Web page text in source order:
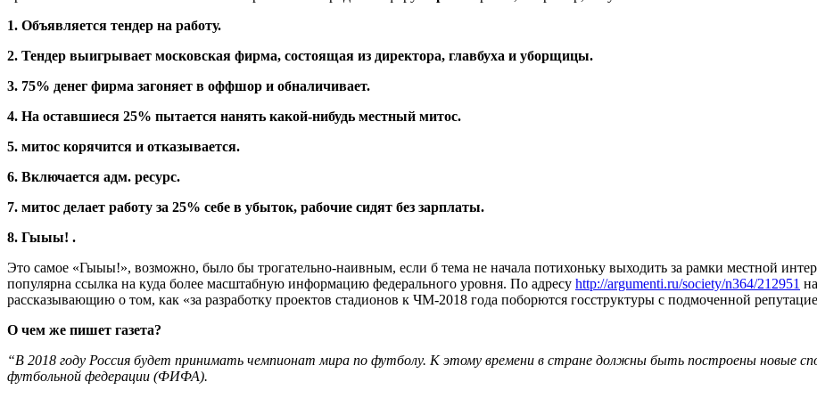
1. Объявляется тендер на работу.
2. Тендер выигрывает московская фирма, состоящая из директора, главбуха и уборщицы.
3. 75% денег фирма загоняет в оффшор и обналичивает.
4. На оставшиеся 25% пытается нанять какой-нибудь местный митос.
5. митос корячится и отказывается.
6. Включается адм. ресурс.
7. митос делает работу за 25% себе в убыток, рабочие сидят без зарплаты.
8. Гыыы! .
Это самое «Гыыы!», возможно, было бы трогательно-наивным, если б тема не начала потихоньку выходить за рамки местной
популярна ссылка на куда более масштабную информацию федерального уровня. По адресу http://argumenti.ru/society/n364/212951
рассказывающию о том, как «за разработку проектов стадионов к ЧМ-2018 года поборются госструктуры с подмоченной
О чем же пишет газета?
“В 2018 году Россия будет принимать чемпионат мира по футболу. К этому времени в стране должны быть построены новые
футбольной федерации (ФИФА).